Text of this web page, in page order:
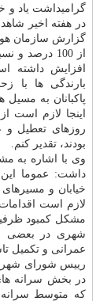
گرامیداشت یاد و
در هفته اخیر
گزارش سازمان
افزایش داشته
بارندگی ها با
پاكبانان به
اینجا لازم است
روزهای تعطیل و
بودند، تقدیر كنم.
وی با اشاره به
داشت: عموما
خیابان و
لازم است
مشكل كمبود
شهری در بعضی
عمرانی و تكمیل
رییس شورای شهر
در بخش سرانه
كه متوسط سرانه